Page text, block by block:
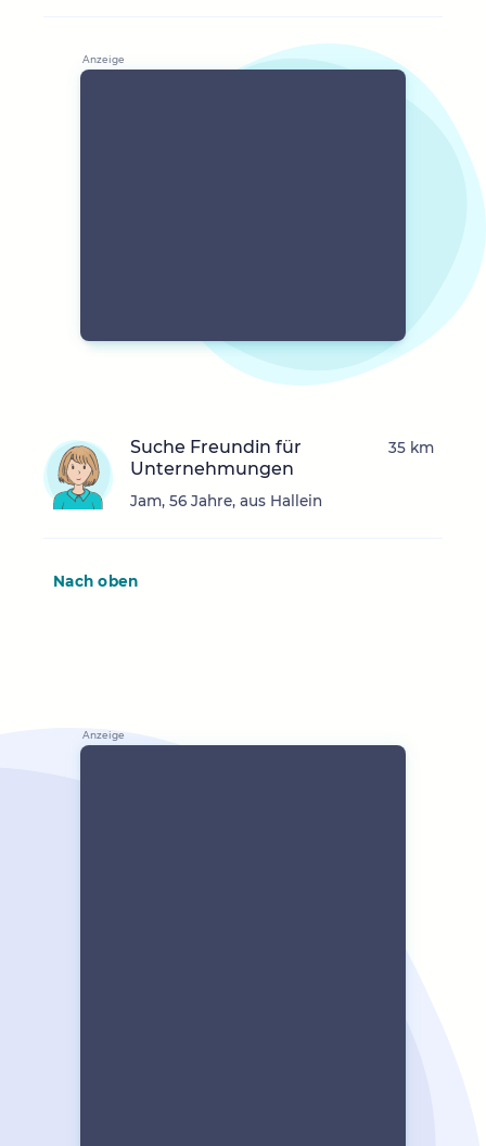
Suche Freundin für
Unternehmungen
Jam, 56 Jahre, aus Hallein
35 km
Nach oben